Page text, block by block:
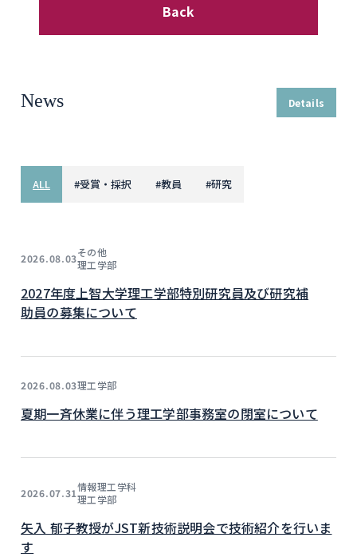
Back
News Details
ALL #受賞・採択 #教員 #研究
2026.08.03その他
理工学部
2027年度上智大学理工学部特別研究員及び研究補
助員の募集について
2026.08.03理工学部
夏期一斉休業に伴う理工学部事務室の閉室について
2026.07.31情報理工学科
理工学部
矢入 郁子教授がJST新技術説明会で技術紹介を行いま
す